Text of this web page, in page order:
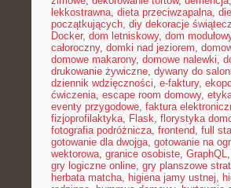
lekkostrawna, dieta przeciwzapalna,
początkujących, diy dekoracje
Docker, dom letniskowy, dom
całoroczny, domki nad jeziorem,
domowe makarony, domowe nalewki,
drukowanie żywiczne, dywany do
dziennik wdzięczności, e-faktury,
ćwiczenia, escape room domowy,
eventy przygodowe, faktura
fizjoprofilaktyka, Flask, florystyka
fotografia podróżnicza, frontend, full
gotowanie dla dwojga, gotowanie na
wektorowa, granice osobiste, GraphQL,
gry logiczne online, gry planszowe
herbata matcha, higiena jamy ustnej,